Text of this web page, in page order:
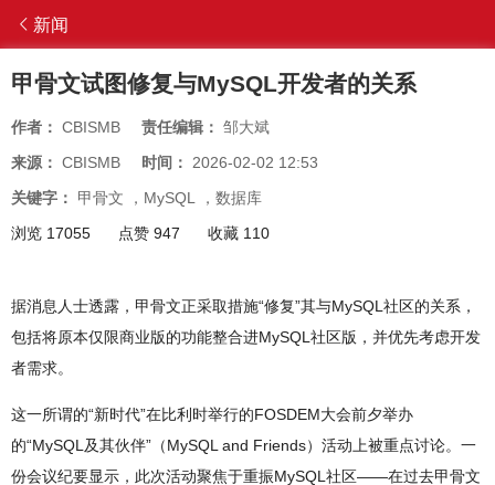
新闻
甲骨文试图修复与MySQL开发者的关系
作者： CBISMB 责任编辑： 邹大斌
来源： CBISMB 时间： 2026-02-02 12:53
关键字： 甲骨文 ， MySQL ， 数据库
浏览 17055
点赞 947 收藏 110
据消息人士透露，甲骨文正采取措施“修复”其与MySQL社区的关系，
包括将原本仅限商业版的功能整合进MySQL社区版，并优先考虑开发
者需求。
这一所谓的“新时代”在比利时举行的FOSDEM大会前夕举办
的“MySQL及其伙伴”（MySQL and Friends）活动上被重点讨论。一
份会议纪要显示，此次活动聚焦于重振MySQL社区——在过去甲骨文